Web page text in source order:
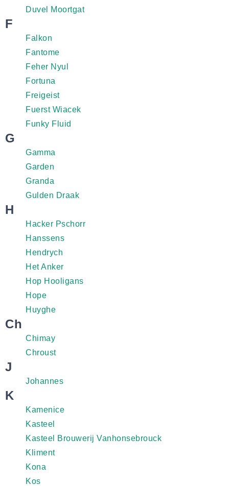
Duvel Moortgat
F
Falkon
Fantome
Feher Nyul
Fortuna
Freigeist
Fuerst Wiacek
Funky Fluid
G
Gamma
Garden
Granda
Gulden Draak
H
Hacker Pschorr
Hanssens
Hendrych
Het Anker
Hop Hooligans
Hope
Huyghe
Ch
Chimay
Chroust
J
Johannes
K
Kamenice
Kasteel
Kasteel Brouwerij Vanhonsebrouck
Kliment
Kona
Kos